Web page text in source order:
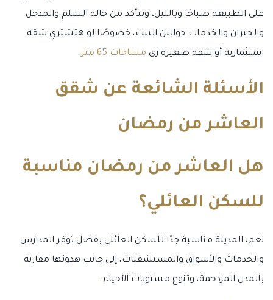
على الطبيعة صباحًا وبالليل، وتتأكد من حالة السلم والمدخل
والجيران والخدمات حوالين البيت، خصوصًا لو هتشتري شقة
استثمارية أو شقة صغيرة زي مساحات 65 متر .
الأسئلة الشائعة عن شقق
العاشر من رمضان
هل العاشر من رمضان مناسبة
للسكن العائلي؟
نعم، المدينة مناسبة جدًا للسكن العائلي بفضل توفر المدارس
والخدمات والأسواق والمستشفيات، إلى جانب هدوئها مقارنة
بالمدن المزدحمة، وتنوع مستويات الأحياء.